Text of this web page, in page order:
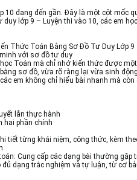
10 đang đến gần. Đây là một cột mốc
duy lớp 9 – Luyện thi vào 10, các em
Thức Toán Bằng Sơ Đồ Tư Duy Lớp
với sơ đồ tư duy
Toán mà chỉ nhớ kiến thức được
sơ đồ, vừa rõ ràng lại vừa sinh
em không chỉ hiểu bài nhanh mà
lẫn thực hành
hai phần chính
tiết từng khái niệm, công thức, kèm
Cung cấp các dạng bài thường
đủ dạng trắc nghiệm và tự luận, từ cơ